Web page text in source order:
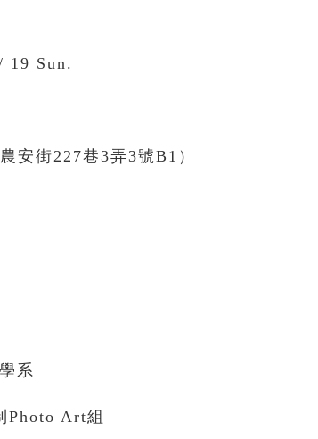
19 Sun.
安街227巷3弄3號B1）
系
Photo Art組